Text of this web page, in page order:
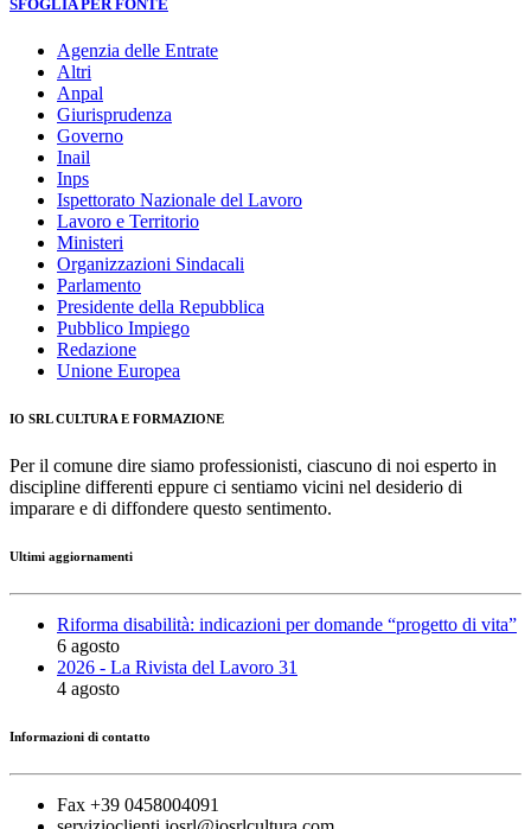
SFOGLIA PER FONTE
Agenzia delle Entrate
Altri
Anpal
Giurisprudenza
Governo
Inail
Inps
Ispettorato Nazionale del Lavoro
Lavoro e Territorio
Ministeri
Organizzazioni Sindacali
Parlamento
Presidente della Repubblica
Pubblico Impiego
Redazione
Unione Europea
IO SRL CULTURA E FORMAZIONE
Per il comune dire siamo professionisti, ciascuno di noi esperto in
discipline differenti eppure ci sentiamo vicini nel desiderio di
imparare e di diffondere questo sentimento.
Ultimi aggiornamenti
Riforma disabilità: indicazioni per domande “progetto di vita”
6 agosto
2026 - La Rivista del Lavoro 31
4 agosto
Informazioni di contatto
Fax +39 0458004091